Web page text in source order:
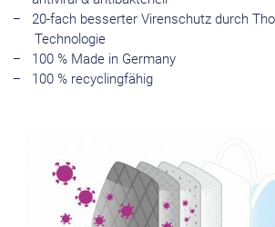
20-fach besserter Virenschutz durch
Technologie
100 % Made in Germany
100 % recyclingfähig